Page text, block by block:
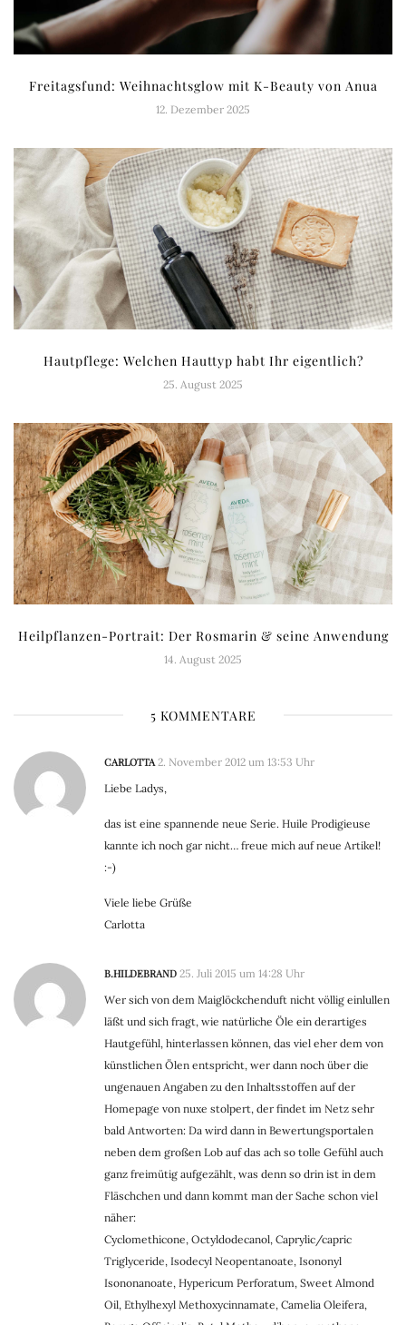
Freitagsfund: Weihnachtsglow mit K-Beauty von Anua
12. Dezember 2025
Hautpflege: Welchen Hauttyp habt Ihr eigentlich?
25. August 2025
Heilpflanzen-Portrait: Der Rosmarin & seine Anwendung
14. August 2025
5 KOMMENTARE
CARLOTTA 2. November 2012 um 13:53 Uhr
Liebe Ladys,
das ist eine spannende neue Serie. Huile Prodigieuse
kannte ich noch gar nicht… freue mich auf neue Artikel!
:-)
Viele liebe Grüße
Carlotta
B.HILDEBRAND 25. Juli 2015 um 14:28 Uhr
Wer sich von dem Maiglöckchenduft nicht völlig einlullen
läßt und sich fragt, wie natürliche Öle ein derartiges
Hautgefühl, hinterlassen können, das viel eher dem von
künstlichen Ölen entspricht, wer dann noch über die
ungenauen Angaben zu den Inhaltsstoffen auf der
Homepage von nuxe stolpert, der findet im Netz sehr
bald Antworten: Da wird dann in Bewertungsportalen
neben dem großen Lob auf das ach so tolle Gefühl auch
ganz freimütig aufgezählt, was denn so drin ist in dem
Fläschchen und dann kommt man der Sache schon viel
näher:
Cyclomethicone, Octyldodecanol, Caprylic/capric
Triglyceride, Isodecyl Neopentanoate, Isononyl
Isononanoate, Hypericum Perforatum, Sweet Almond
Oil, Ethylhexyl Methoxycinnamate, Camelia Oleifera,